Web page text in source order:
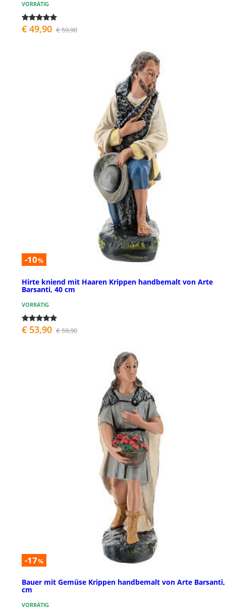
VORRÄTIG
€ 49,90 € 59,90
-10%
Hirte kniend mit Haaren Krippen handbemalt von Arte
Barsanti, 40 cm
VORRÄTIG
€ 53,90 € 59,90
-17%
Bauer mit Gemüse Krippen handbemalt von Arte Barsanti,
cm
VORRÄTIG